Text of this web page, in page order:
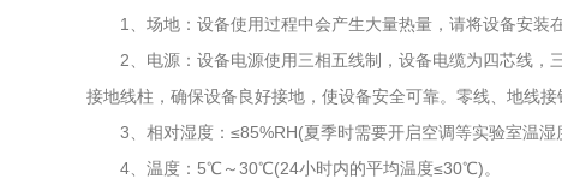
1、场地：设备使用过程中会产生大量热量，请将设备安装
2、电源：设备电源使用三相五线制，设备电缆为四芯线
接地线柱，确保设备良好接地，使设备安全可靠。零线、地线
3、相对湿度：≤85%RH(夏季时需要开启空调等实验室温湿
4、温度：5℃～30℃(24小时内的平均温度≤30℃)。